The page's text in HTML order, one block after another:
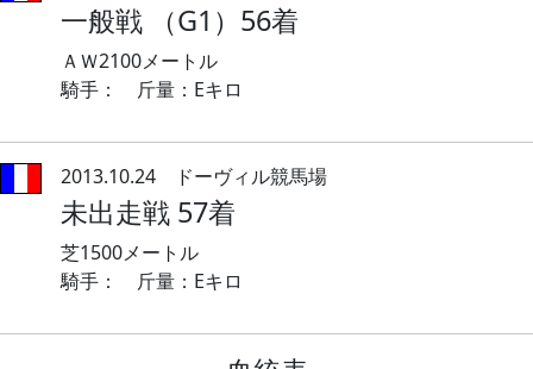
一般戦 （G1）56着
ＡＷ2100メートル
騎手： 斤量：Eキロ
2013.10.24 ドーヴィル競馬場
未出走戦 57着
芝1500メートル
騎手： 斤量：Eキロ